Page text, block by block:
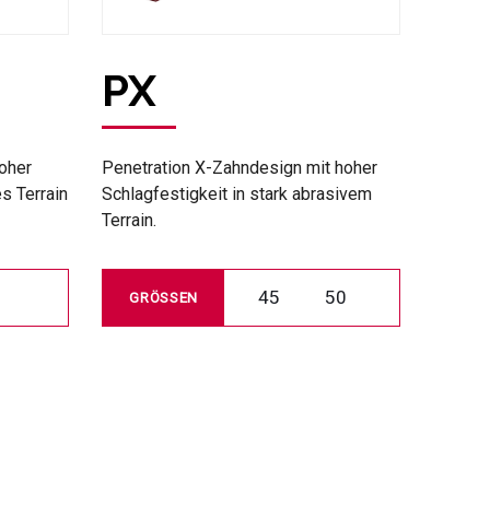
Terrain
PX
Penetration X-Zahndesign mit hoher
Schlagfestigkeit in stark abrasivem
Terrain.
GRÖSSEN 45 50